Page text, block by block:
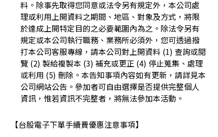
料。除事先取得您同意或法令另有規定外，本公司處
理或利用上開資料之期間、地區、對象及方式，將限
於達成上開特定目的之必要範圍內為之。除法令另有
規定或本公司執行職務、業務所必須外，您可透過撥
打本公司客服專線，請本公司對上開資料 (1) 查詢或閱
覽 (2) 製給複製本 (3) 補充或更正 (4) 停止蒐集、處理
或利用 (5) 刪除。本告知事項內容如有更新，請詳見本
公司網站公告。參加者可自由選擇是否提供完整個人
資訊，惟若資訊不完整者，將無法參加本活動。
【台股電子下單手續費優惠注意事項】